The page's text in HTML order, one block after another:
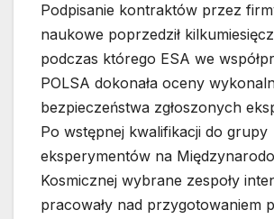
Podpisanie kontraktów przez
naukowe poprzedził
podczas którego ESA we
POLSA dokonała oceny
bezpieczeństwa zgłoszonych
Po wstępnej kwalifikacji do grupy
eksperymentów na
Kosmicznej wybrane zespoły
pracowały nad przygotowaniem